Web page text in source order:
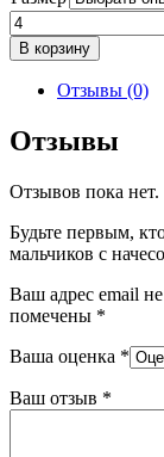
Количество
товара
Кальсоны
мальчиков
с
начесом
JIN
K201H
В корзину
Отзывы (0)
Отзывы
Отзывов пока нет.
Будьте первым,
мальчиков с
Ваш адрес email
помечены *
Ваша оценка *
Ваш отзыв *